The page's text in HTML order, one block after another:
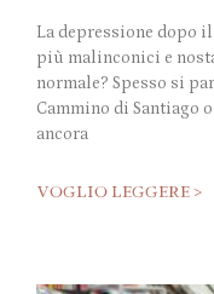
La depressione dopo
più malinconici e
normale? Spesso si
Cammino di Santiago
ancora
VOGLIO LEGGERE >